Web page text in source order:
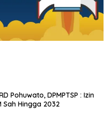
Pohuwato, DPMPTSP : Izin
Sah Hingga 2032